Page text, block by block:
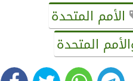
الأمم المتحدة
المتحدة